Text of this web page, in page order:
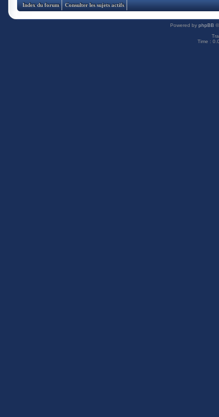
Index du forum Consulter les sujets actifs
Powered by phpBB
Time :